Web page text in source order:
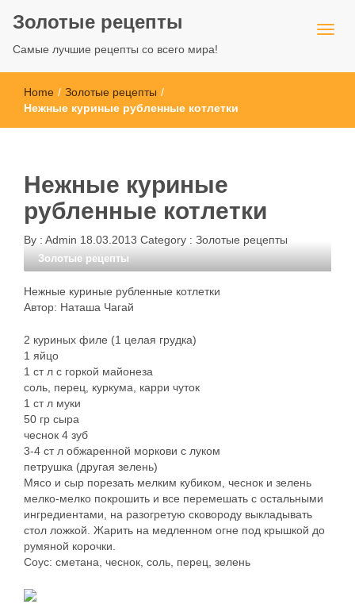
Золотые рецепты
Самые лучшие рецепты со всего мира!
Home / Золотые рецепты /
Нежные куриные рубленные котлетки
Нежные куриные
рубленные котлетки
By : Admin 18.03.2013 Category : Золотые рецепты
Золотые рецепты
Нежные куриные рубленные котлетки
Автор: Наташа Чагай
2 куриных филе (1 целая грудка)
1 яйцо
1 ст л с горкой майонеза
соль, перец, куркума, карри чуток
1 ст л муки
50 гр сыра
чеснок 4 зуб
3-4 ст л обжаренной моркови с луком
петрушка (другая зелень)
Мясо и сыр порезать мелким кубиком, чеснок и зелень
мелко-мелко покрошить и все перемешать с остальными
ингредиентами, на разогретую сковороду выкладывать
стол ложкой. Жарить на медленном огне под крышкой до
румяной корочки.
Соус: сметана, чеснок, соль, перец, зелень